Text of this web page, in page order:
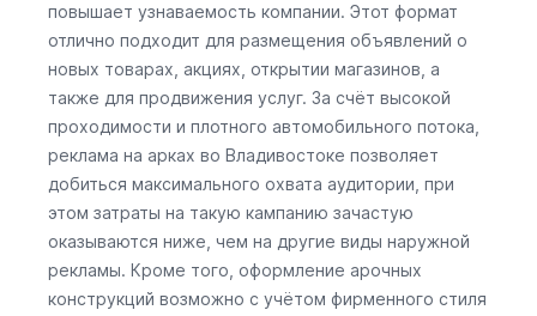
повышает узнаваемость компании. Этот формат
отлично подходит для размещения объявлений о
новых товарах, акциях, открытии магазинов, а
также для продвижения услуг. За счёт высокой
проходимости и плотного автомобильного потока,
реклама на арках во Владивостоке позволяет
добиться максимального охвата аудитории, при
этом затраты на такую кампанию зачастую
оказываются ниже, чем на другие виды наружной
рекламы. Кроме того, оформление арочных
конструкций возможно с учётом фирменного стиля